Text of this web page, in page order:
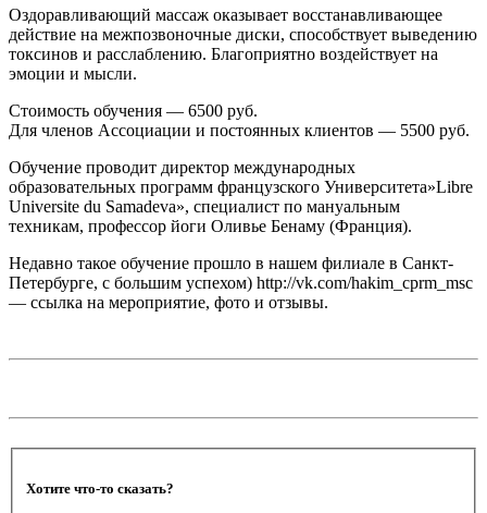
Оздоравливающий массаж оказывает восстанавливающее
действие на межпозвоночные диски, способствует выведению
токсинов и расслаблению. Благоприятно воздействует на
эмоции и мысли.
Стоимость обучения — 6500 руб.
Для членов Ассоциации и постоянных клиентов — 5500 руб.
Обучение проводит директор международных
образовательных программ французского Университета»Libre
Universite du Samadeva», специалист по мануальным
техникам, профессор йоги Оливье Бенаму (Франция).
Недавно такое обучение прошло в нашем филиале в Санкт-
Петербурге, с большим успехом) http://vk.com/hakim_cprm_msc
— ссылка на мероприятие, фото и отзывы.
Хотите что-то сказать?